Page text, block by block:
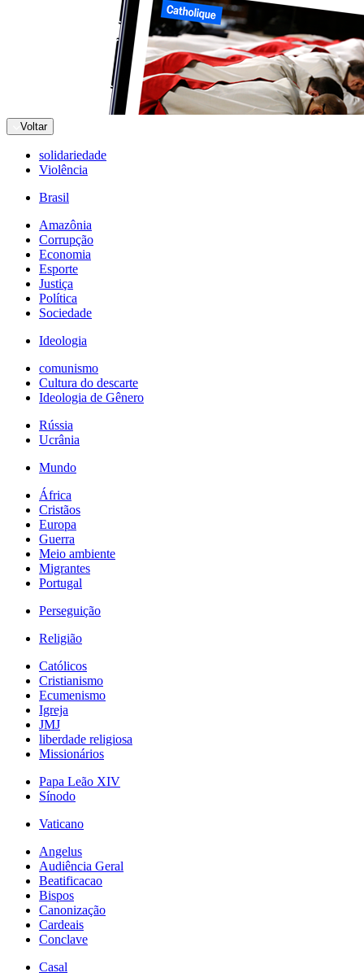
Voltar
solidariedade
Violência
Brasil
Amazônia
Corrupção
Economia
Esporte
Justiça
Política
Sociedade
Ideologia
comunismo
Cultura do descarte
Ideologia de Gênero
Rússia
Ucrânia
Mundo
África
Cristãos
Europa
Guerra
Meio ambiente
Migrantes
Portugal
Perseguição
Religião
Católicos
Cristianismo
Ecumenismo
Igreja
JMJ
liberdade religiosa
Missionários
Papa Leão XIV
Sínodo
Vaticano
Angelus
Audiência Geral
Beatificacao
Bispos
Canonização
Cardeais
Conclave
Casal